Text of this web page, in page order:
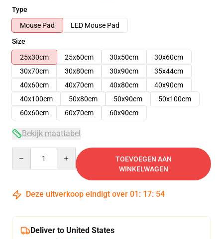
Type
Mouse Pad
LED Mouse Pad
Size
25x30cm
25x60cm 30x50cm
30x60cm
30x70cm
30x80cm 30x90cm
35x44cm
40x60cm
40x70cm 40x80cm
40x90cm
40x100cm
50x80cm 50x90cm
50x100cm
60x60cm
60x70cm 60x90cm
Bekijk maattabel
TOEVOEGEN AAN
WINKELWAGEN
Deze uitverkoop eindigt over 01 : 17: 54
Deliver to United States